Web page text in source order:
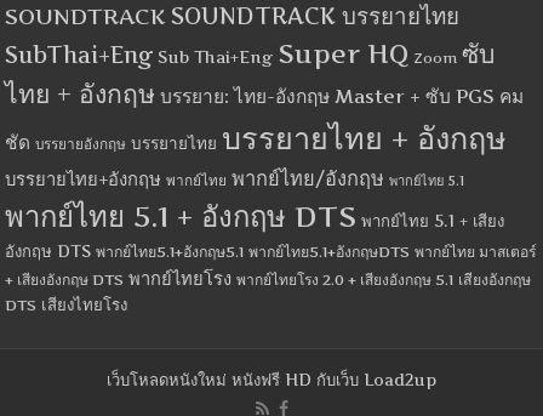
SOUNDTRACK SOUNDTRACK บรรยายไทย
SubThai+Eng Sub Thai+Eng Super HQ Zoom ซับ
ไทย + อังกฤษ บรรยาย: ไทย-อังกฤษ Master + ซับ PGS คม
ชัด บรรยายอังกฤษ บรรยายไทย บรรยายไทย + อังกฤษ
บรรยายไทย+อังกฤษ พากย์ไทย พากย์ไทย/อังกฤษ พากย์ไทย 5.1
พากย์ไทย 5.1 + อังกฤษ DTS พากย์ไทย 5.1 + เสียง
อังกฤษ DTS พากย์ไทย5.1+อังกฤษ5.1 พากย์ไทย5.1+อังกฤษDTS พากย์ไทย มาสเตอร์
+ เสียงอังกฤษ DTS พากย์ไทยโรง พากย์ไทยโรง 2.0 + เสียงอังกฤษ 5.1 เสียงอังกฤษ
DTS เสียงไทยโรง
เว็บโหลดหนังใหม่ หนังฟรี HD กับเว็บ Load2up